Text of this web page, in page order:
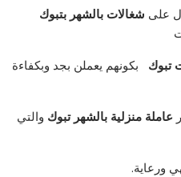
على شغالات بالشهر بتبوك
تبوك
بكونهم يعملن بجد وبكفاءة
عاملة منزلية بالشهر تبوك والتي
ورعاية.